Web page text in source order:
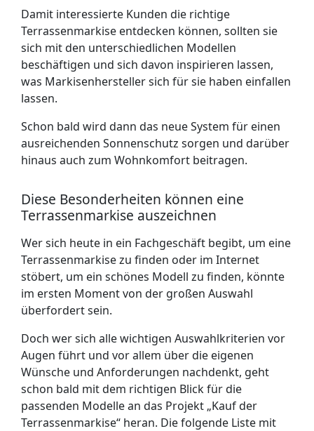
Damit interessierte Kunden die richtige
Terrassenmarkise entdecken können, sollten sie
sich mit den unterschiedlichen Modellen
beschäftigen und sich davon inspirieren lassen,
was Markisenhersteller sich für sie haben einfallen
lassen.
Schon bald wird dann das neue System für einen
ausreichenden Sonnenschutz sorgen und darüber
hinaus auch zum Wohnkomfort beitragen.
Diese Besonderheiten können eine
Terrassenmarkise auszeichnen
Wer sich heute in ein Fachgeschäft begibt, um eine
Terrassenmarkise zu finden oder im Internet
stöbert, um ein schönes Modell zu finden, könnte
im ersten Moment von der großen Auswahl
überfordert sein.
Doch wer sich alle wichtigen Auswahlkriterien vor
Augen führt und vor allem über die eigenen
Wünsche und Anforderungen nachdenkt, geht
schon bald mit dem richtigen Blick für die
passenden Modelle an das Projekt „Kauf der
Terrassenmarkise“ heran. Die folgende Liste mit